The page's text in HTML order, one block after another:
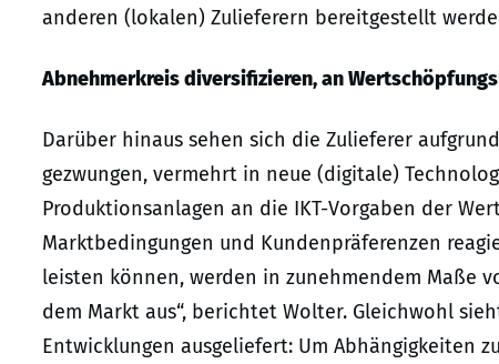
anderen (lokalen) Zulieferern bereitgestellt
Abnehmerkreis diversifizieren, an
Darüber hinaus sehen sich die Zulieferer
gezwungen, vermehrt in neue (digitale)
Produktionsanlagen an die IKT-Vorgaben der
Marktbedingungen und Kundenpräferenzen
leisten können, werden in zunehmendem Maße
dem Markt aus“, berichtet Wolter. Gleichwohl
Entwicklungen ausgeliefert: Um Abhängigkeiten